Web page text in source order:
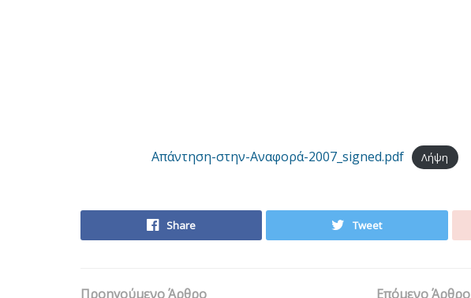
Απάντηση-στην-Αναφορά-2007_signed.pdf Λήψη
Share Tweet
Προηγούμενο Άρθρο
Επόμενο Άρθρο